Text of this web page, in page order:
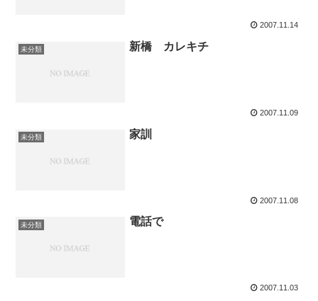
2007.11.14
未分類 新橋 カレキチ
2007.11.09
未分類 家訓
2007.11.08
未分類 電話で
2007.11.03